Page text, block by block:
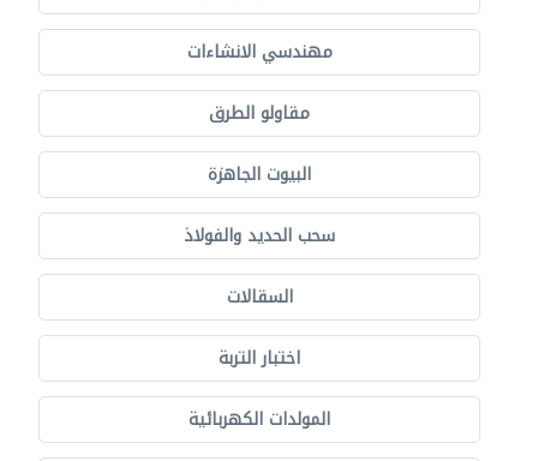
مهندسي الانشاءات
مقاولو الطرق
البيوت الجاهزة
سحب الحديد والفولاذ
السقالات
اختبار التربة
المولدات الكهربائية